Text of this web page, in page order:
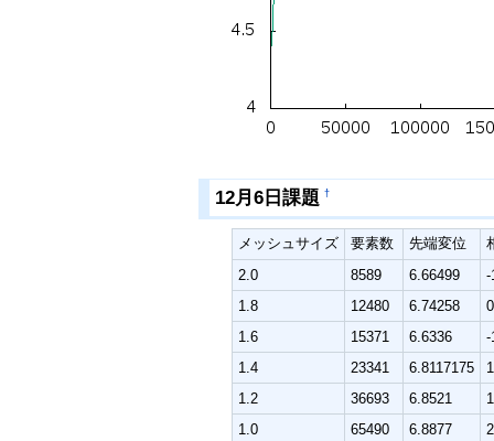
12月6日課題 †
メッシュサイズ 要素数 先端変位
2.0
8589 6.66499
-
1.8
12480 6.74258
1.6
15371 6.6336
-
1.4
23341 6.8117175
1.2
36693 6.8521
1.0
65490 6.8877